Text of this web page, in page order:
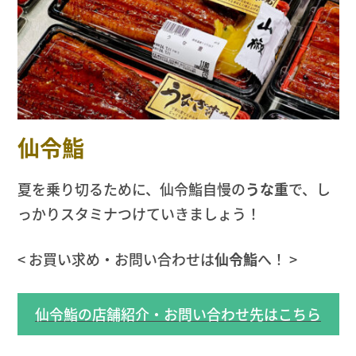
仙令鮨
夏を乗り切るために、仙令鮨自慢のうな重で、し
っかりスタミナつけていきましょう！
< お買い求め・お問い合わせは仙令鮨へ！ >
仙令鮨の店舗紹介・お問い合わせ先はこちら